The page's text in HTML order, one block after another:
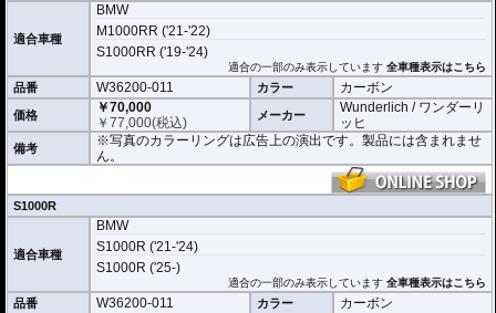
適合車種
BMW
M1000RR ('21-'22)
S1000RR ('19-'24)
適合の一部のみ表示しています全車種表示はこちら
品番 W36200-011 カラー カーボン
価格
￥70,000
￥77,000(税込) メーカー
Wunderlich / ワンダーリ
ッヒ
備考
※写真のカラーリングは広告上の演出です。製品には含まれませ
ん。
S1000R
適合車種
BMW
S1000R ('21-'24)
S1000R ('25-)
適合の一部のみ表示しています全車種表示はこちら
品番 W36200-011 カラー カーボン